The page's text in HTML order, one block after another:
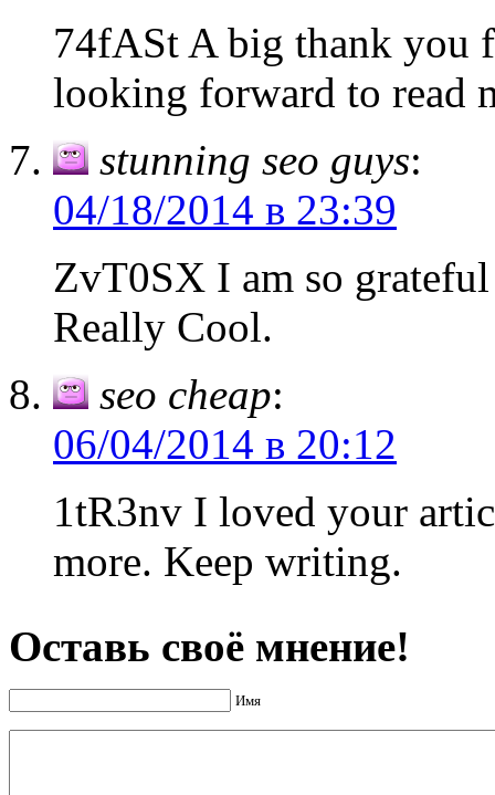
74fASt A big thank you
looking forward to read
stunning seo guys:
04/18/2014 в 23:39
ZvT0SX I am so
Really Cool.
seo cheap:
06/04/2014 в 20:12
1tR3nv I loved your
more. Keep writing.
Оставь своё мнение!
Имя